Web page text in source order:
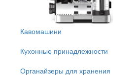
Кавомашини
Кухонные принадлежности
Органайзеры для хранения